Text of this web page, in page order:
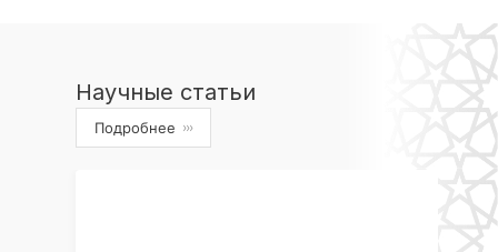
Научные статьи
Подробнее ›››